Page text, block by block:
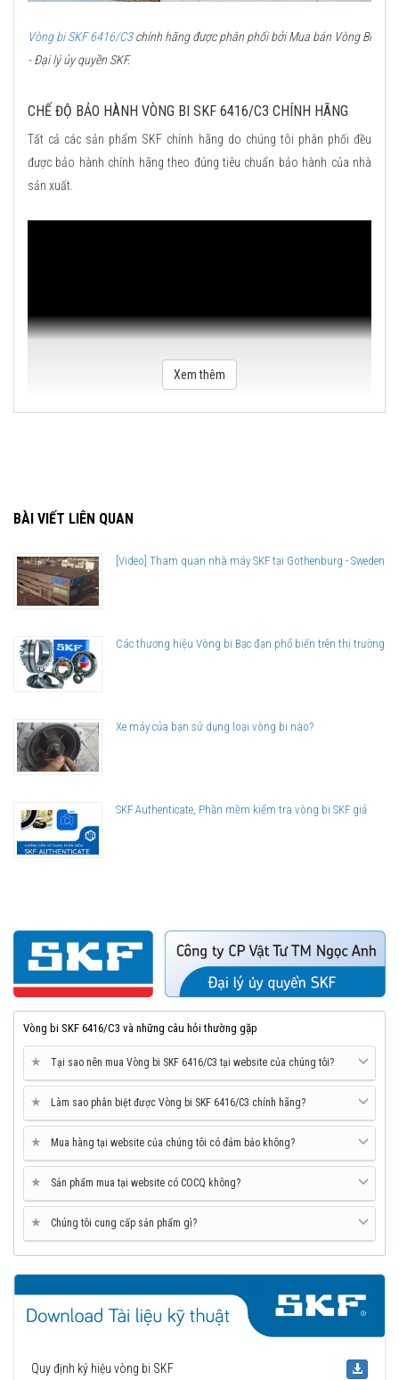
Vòng bi SKF 6416/C3chính hãng được phân phối bởi Mua bán Vòng Bi
- Đại lý ủy quyền SKF.
CHẾ ĐỘ BẢO HÀNH VÒNG BI SKF 6416/C3 CHÍNH HÃNG
Tất cả các sản phẩm SKF chính hãng do chúng tôi phân phối đều
được bảo hành chính hãng theo đúng tiêu chuẩn bảo hành của nhà
sản xuất.
Xem thêm
BÀI VIẾT LIÊN QUAN
[Video] Tham quan nhà máy SKF tại Gothenburg - Sweden
Các thương hiệu Vòng bi Bạc đạn phổ biến trên thị trường
Xe máy của bạn sử dụng loại vòng bi nào?
SKF Authenticate, Phần mềm kiểm tra vòng bi SKF giả
Vòng bi SKF 6416/C3 và những câu hỏi thường gặp
★ Tại sao nên mua Vòng bi SKF 6416/C3 tại website của chúng tôi?
★ Làm sao phân biệt được Vòng bi SKF 6416/C3 chính hãng?
★ Mua hàng tại website của chúng tôi có đảm bảo không?
★ Sản phẩm mua tại website có COCQ không?
★ Chúng tôi cung cấp sản phẩm gì?
Quy định ký hiệu vòng bi SKF